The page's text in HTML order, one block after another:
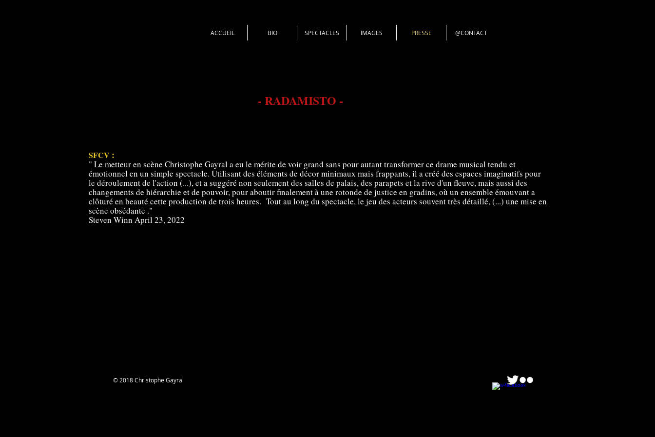
ACCUEIL BIO SPECTACLES IMAGES PRESSE @CONTACT
- RADAMISTO -
SFCV :
" Le metteur en scène Christophe Gayral a eu le mérite de voir grand sans pour autant transformer ce drame musical tendu et
émotionnel en un simple spectacle. Utilisant des éléments de décor minimaux mais frappants, il a créé des espaces imaginatifs pour
le déroulement de l'action (...), et a suggéré non seulement des salles de palais, des parapets et la rive d'un fleuve, mais aussi des
changements de hiérarchie et de pouvoir, pour aboutir finalement à une rotonde de justice en gradins, où un ensemble émouvant a
clôturé en beauté cette production de trois heures. Tout au long du spectacle, le jeu des acteurs souvent très détaillé, (...) une mise en
scène obsédante ."
Steven Winn April 23, 2022
© 2018 Christophe Gayral